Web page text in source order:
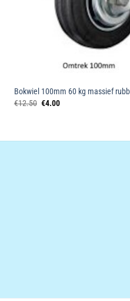
Bokwiel 100mm 60 kg massief
€12.50 Oorspronkelijke
€4.00Huidige